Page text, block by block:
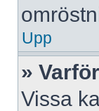
Upp
»
Vissa